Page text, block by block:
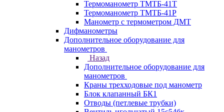
Термоманометр ТМТБ-41Т
Термоманометр ТМТБ-41Р
Манометр с термометром ДМТ
Дифманометры
Дополнительное оборудование для
манометров
Назад
Дополнительное оборудование для
манометров
Краны трехходовые под манометр
Блок клапанный БК1
Отводы (петлевые трубки)